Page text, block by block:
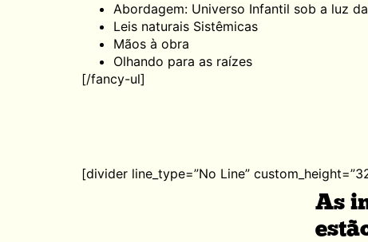
Abordagem: Universo Infantil sob a luz
Leis naturais Sistêmicas
Mãos à obra
Olhando para as raízes
[/fancy-ul]
[divider line_type=”No Line”
As